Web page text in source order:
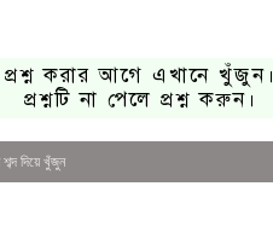
প্রশ্ন করার আগে এখানে খুঁজুন।
প্রশ্নটি না পেলে প্রশ্ন করুন।